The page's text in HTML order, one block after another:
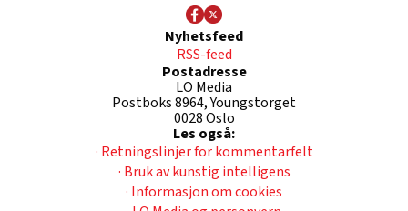
Nyhetsfeed
RSS-feed
Postadresse
LO Media
Postboks 8964, Youngstorget
0028 Oslo
Les også:
· Retningslinjer for kommentarfelt
· Bruk av kunstig intelligens
· Informasjon om cookies